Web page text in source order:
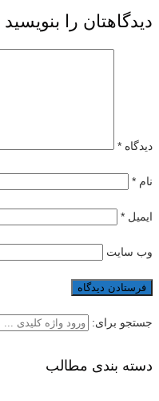
دیدگاهتان را بنویسید
دیدگاه *
نام *
ایمیل *
وب‌ سایت
جستجو برای:
دسته بندی مطالب